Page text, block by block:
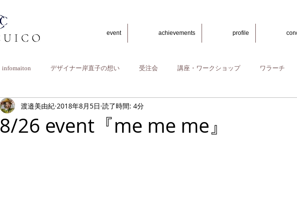
event achievements profile
infomaiton デザイナー岸直子の想い 受注会 講座・ワークショップ ワラーチ
8/26 event『me me me』
渡邉美由紀 2018年8月5日 読了時間: 4分